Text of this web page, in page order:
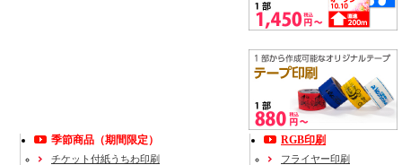
季節商品（期間限定）
チケット付紙うちわ印刷
RGB印刷
フライヤー印刷